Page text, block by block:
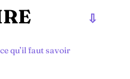
qu’il faut savoir